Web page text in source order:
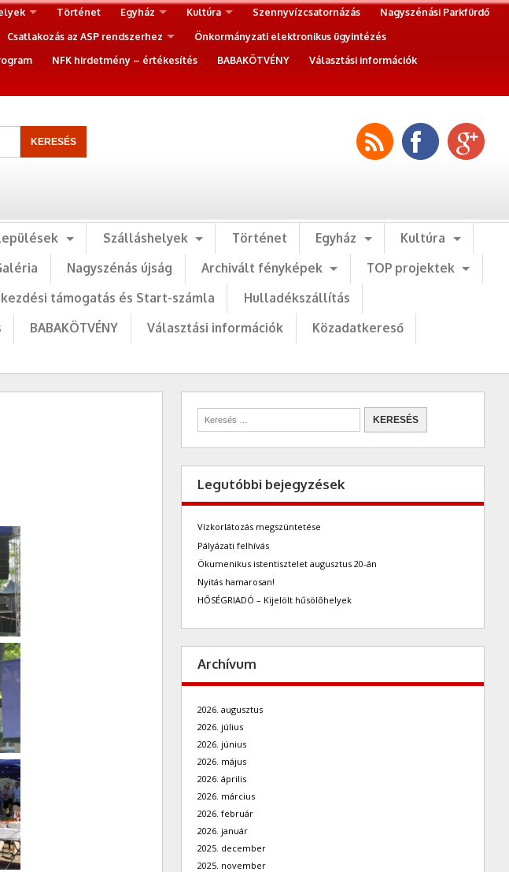
Történet Egyház Kultúra Szennyvízcsatornázás
Nagyszénási Parkfürdő
Csatlakozás az ASP rendszerhez
Önkormányzati elektronikus ügyintézés
NFK hirdetmény – értékesítés BABAKÖTVÉNY
Választási információk
Szálláshelyek Történet Egyház
Kultúra
Nagyszénás újság Archivált fényképek
TOP projektek
támogatás és Start-számla
Hulladékszállítás
BABAKÖTVÉNY Választási információk
Közadatkereső
Legutóbbi bejegyzések
Vízkorlátozás megszüntetése
Pályázati felhívás
Ökumenikus istentisztelet augusztus 20-án
Nyitás hamarosan!
HŐSÉGRIADÓ – Kijelölt hűsölőhelyek
Archívum
2026. augusztus
2026. július
2026. június
2026. május
2026. április
2026. március
2026. február
2026. január
2025. december
2025. november